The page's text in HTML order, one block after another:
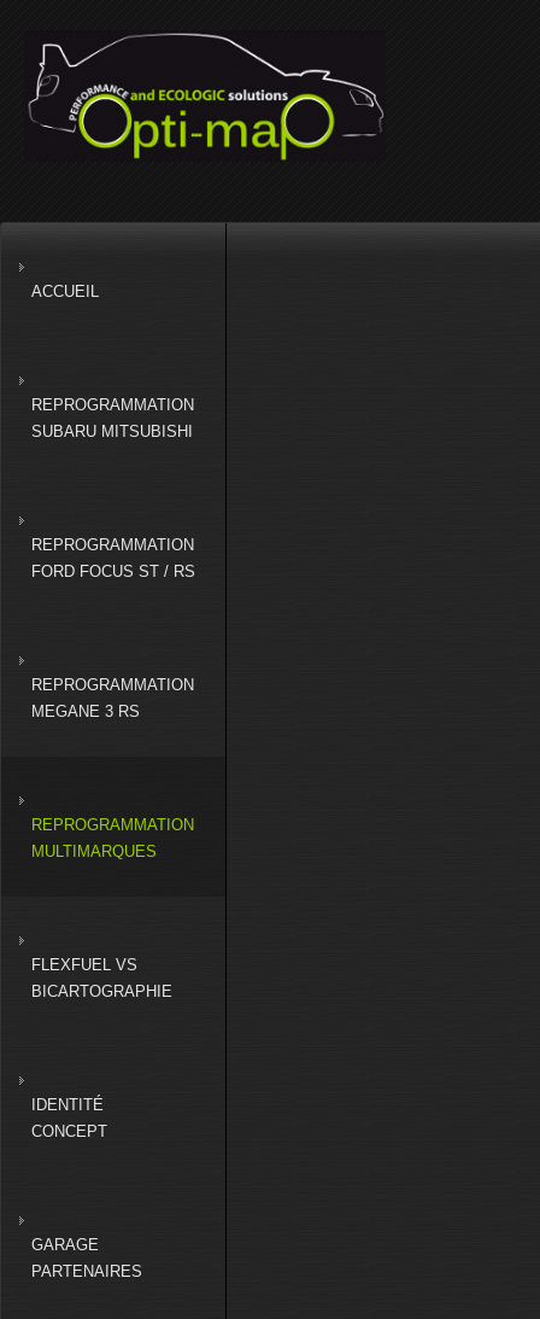
ACCUEIL
REPROGRAMMATION
SUBARU MITSUBISHI
REPROGRAMMATION
FORD FOCUS ST / RS
REPROGRAMMATION
MEGANE 3 RS
REPROGRAMMATION
MULTIMARQUES
FLEXFUEL VS
BICARTOGRAPHIE
IDENTITÉ
CONCEPT
GARAGE
PARTENAIRES